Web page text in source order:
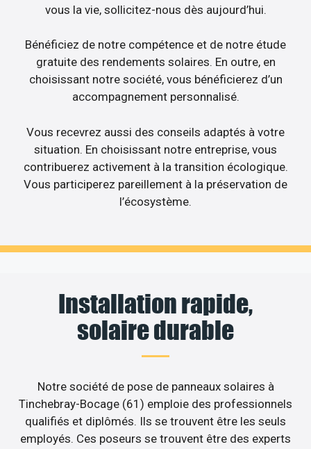
vous la vie, sollicitez-nous dès aujourd’hui.
Bénéficiez de notre compétence et de notre étude
gratuite des rendements solaires. En outre, en
choisissant notre société, vous bénéficierez d’un
accompagnement personnalisé.
Vous recevrez aussi des conseils adaptés à votre
situation. En choisissant notre entreprise, vous
contribuerez activement à la transition écologique.
Vous participerez pareillement à la préservation de
l’écosystème.
Installation rapide,
solaire durable
Notre société de pose de panneaux solaires à
Tinchebray-Bocage (61) emploie des professionnels
qualifiés et diplômés. Ils se trouvent être les seuls
employés. Ces poseurs se trouvent être des experts